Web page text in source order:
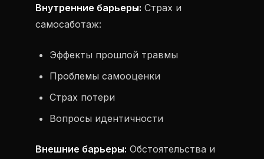
Внутренние барьеры: Страх и
самосаботаж:
Эффекты прошлой травмы
Проблемы самооценки
Страх потери
Вопросы идентичности
Внешние барьеры: Обстоятельства и